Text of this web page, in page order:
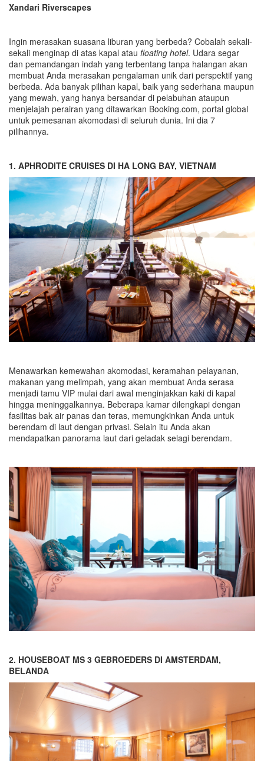
Xandari Riverscapes
Ingin merasakan suasana liburan yang berbeda? Cobalah sekali-
sekali menginap di atas kapal atau floating hotel. Udara segar
dan pemandangan indah yang terbentang tanpa halangan akan
membuat Anda merasakan pengalaman unik dari perspektif yang
berbeda. Ada banyak pilihan kapal, baik yang sederhana maupun
yang mewah, yang hanya bersandar di pelabuhan ataupun
menjelajah perairan yang ditawarkan Booking.com, portal global
untuk pemesanan akomodasi di seluruh dunia. Ini dia 7
pilihannya.
1. APHRODITE CRUISES DI HA LONG BAY, VIETNAM
Menawarkan kemewahan akomodasi, keramahan pelayanan,
makanan yang melimpah, yang akan membuat Anda serasa
menjadi tamu VIP mulai dari awal menginjakkan kaki di kapal
hingga meninggalkannya. Beberapa kamar dilengkapi dengan
fasilitas bak air panas dan teras, memungkinkan Anda untuk
berendam di laut dengan privasi. Selain itu Anda akan
mendapatkan panorama laut dari geladak selagi berendam.
2. HOUSEBOAT MS 3 GEBROEDERS DI AMSTERDAM,
BELANDA